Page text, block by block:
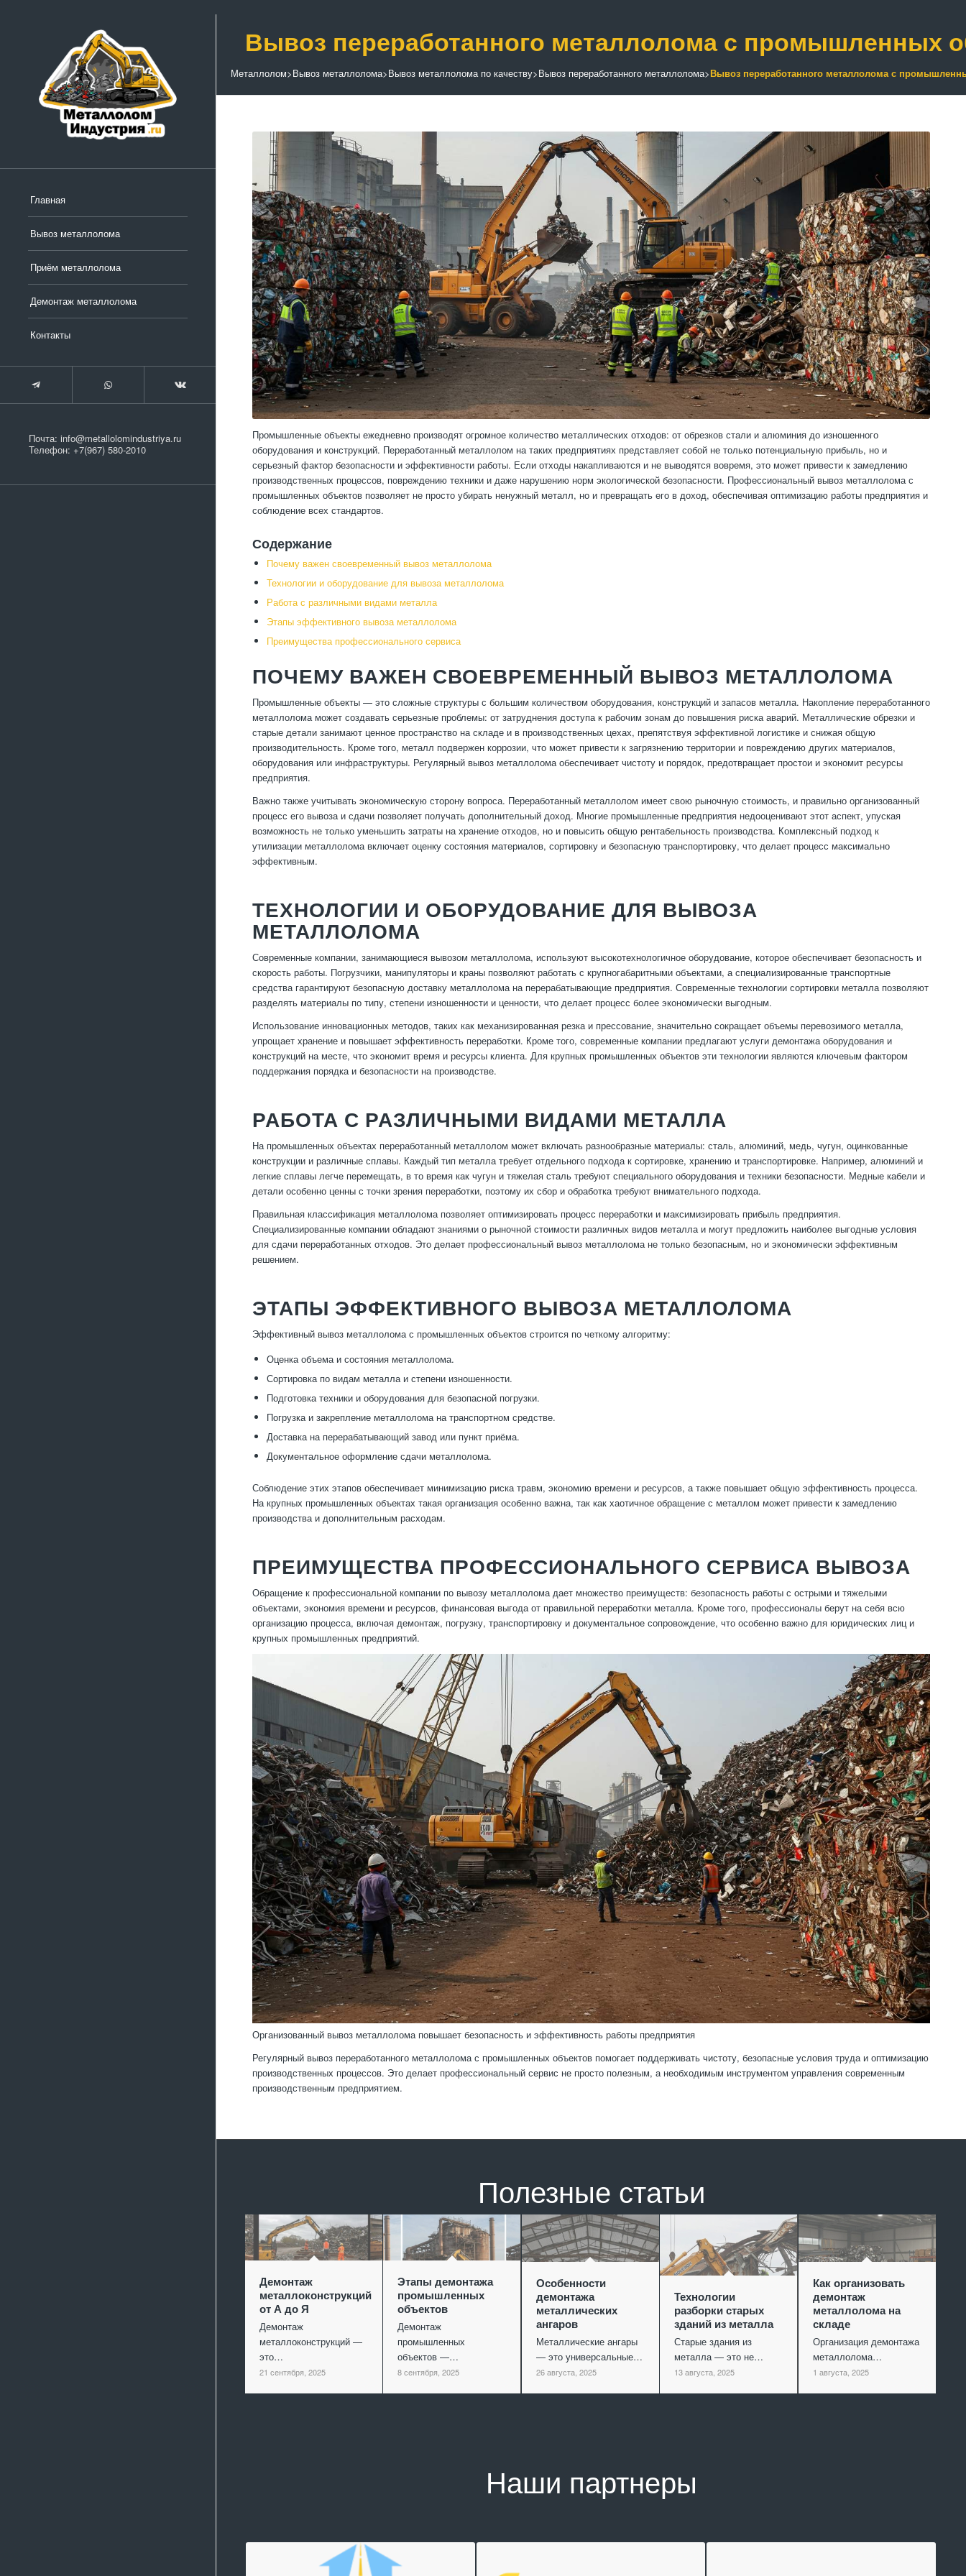
Главная
Вывоз металлолома
Приём металлолома
Демонтаж металлолома
Контакты
Почта: info@metallolomindustriya.ru
Телефон: +7(967) 580-2010
Вывоз переработанного металлолома с промышленных
Металлолом>Вывоз металлолома>Вывоз металлолома по качеству>Вывоз переработанного металлолома>Вывоз переработанного металлолома с
Промышленные объекты ежедневно производят огромное количество металлических отходов: от обрезков стали и алюминия до изношенного
оборудования и конструкций. Переработанный металлолом на таких предприятиях представляет собой не только потенциальную прибыль, но и
серьезный фактор безопасности и эффективности работы. Если отходы накапливаются и не выводятся вовремя, это может привести к замедлению
производственных процессов, повреждению техники и даже нарушению норм экологической безопасности. Профессиональный вывоз металлолома с
промышленных объектов позволяет не просто убирать ненужный металл, но и превращать его в доход, обеспечивая оптимизацию работы предприятия и
соблюдение всех стандартов.
Содержание
Почему важен своевременный вывоз металлолома
Технологии и оборудование для вывоза металлолома
Работа с различными видами металла
Этапы эффективного вывоза металлолома
Преимущества профессионального сервиса
ПОЧЕМУ ВАЖЕН СВОЕВРЕМЕННЫЙ ВЫВОЗ МЕТАЛЛОЛОМА
Промышленные объекты — это сложные структуры с большим количеством оборудования, конструкций и запасов металла. Накопление переработанного
металлолома может создавать серьезные проблемы: от затруднения доступа к рабочим зонам до повышения риска аварий. Металлические обрезки и
старые детали занимают ценное пространство на складе и в производственных цехах, препятствуя эффективной логистике и снижая общую
производительность. Кроме того, металл подвержен коррозии, что может привести к загрязнению территории и повреждению других материалов,
оборудования или инфраструктуры. Регулярный вывоз металлолома обеспечивает чистоту и порядок, предотвращает простои и экономит ресурсы
предприятия.
Важно также учитывать экономическую сторону вопроса. Переработанный металлолом имеет свою рыночную стоимость, и правильно организованный
процесс его вывоза и сдачи позволяет получать дополнительный доход. Многие промышленные предприятия недооценивают этот аспект, упуская
возможность не только уменьшить затраты на хранение отходов, но и повысить общую рентабельность производства. Комплексный подход к
утилизации металлолома включает оценку состояния материалов, сортировку и безопасную транспортировку, что делает процесс максимально
эффективным.
ТЕХНОЛОГИИ И ОБОРУДОВАНИЕ ДЛЯ ВЫВОЗА
МЕТАЛЛОЛОМА
Современные компании, занимающиеся вывозом металлолома, используют высокотехнологичное оборудование, которое обеспечивает безопасность и
скорость работы. Погрузчики, манипуляторы и краны позволяют работать с крупногабаритными объектами, а специализированные транспортные
средства гарантируют безопасную доставку металлолома на перерабатывающие предприятия. Современные технологии сортировки металла позволяют
разделять материалы по типу, степени изношенности и ценности, что делает процесс более экономически выгодным.
Использование инновационных методов, таких как механизированная резка и прессование, значительно сокращает объемы перевозимого металла,
упрощает хранение и повышает эффективность переработки. Кроме того, современные компании предлагают услуги демонтажа оборудования и
конструкций на месте, что экономит время и ресурсы клиента. Для крупных промышленных объектов эти технологии являются ключевым фактором
поддержания порядка и безопасности на производстве.
РАБОТА С РАЗЛИЧНЫМИ ВИДАМИ МЕТАЛЛА
На промышленных объектах переработанный металлолом может включать разнообразные материалы: сталь, алюминий, медь, чугун, оцинкованные
конструкции и различные сплавы. Каждый тип металла требует отдельного подхода к сортировке, хранению и транспортировке. Например, алюминий и
легкие сплавы легче перемещать, в то время как чугун и тяжелая сталь требуют специального оборудования и техники безопасности. Медные кабели и
детали особенно ценны с точки зрения переработки, поэтому их сбор и обработка требуют внимательного подхода.
Правильная классификация металлолома позволяет оптимизировать процесс переработки и максимизировать прибыль предприятия.
Специализированные компании обладают знаниями о рыночной стоимости различных видов металла и могут предложить наиболее выгодные условия
для сдачи переработанных отходов. Это делает профессиональный вывоз металлолома не только безопасным, но и экономически эффективным
решением.
ЭТАПЫ ЭФФЕКТИВНОГО ВЫВОЗА МЕТАЛЛОЛОМА
Эффективный вывоз металлолома с промышленных объектов строится по четкому алгоритму:
Оценка объема и состояния металлолома.
Сортировка по видам металла и степени изношенности.
Подготовка техники и оборудования для безопасной погрузки.
Погрузка и закрепление металлолома на транспортном средстве.
Доставка на перерабатывающий завод или пункт приёма.
Документальное оформление сдачи металлолома.
Соблюдение этих этапов обеспечивает минимизацию риска травм, экономию времени и ресурсов, а также повышает общую эффективность процесса.
На крупных промышленных объектах такая организация особенно важна, так как хаотичное обращение с металлом может привести к замедлению
производства и дополнительным расходам.
ПРЕИМУЩЕСТВА ПРОФЕССИОНАЛЬНОГО СЕРВИСА ВЫВОЗА
Обращение к профессиональной компании по вывозу металлолома дает множество преимуществ: безопасность работы с острыми и тяжелыми
объектами, экономия времени и ресурсов, финансовая выгода от правильной переработки металла. Кроме того, профессионалы берут на себя всю
организацию процесса, включая демонтаж, погрузку, транспортировку и документальное сопровождение, что особенно важно для юридических лиц и
крупных промышленных предприятий.
Организованный вывоз металлолома повышает безопасность и эффективность работы предприятия
Регулярный вывоз переработанного металлолома с промышленных объектов помогает поддерживать чистоту, безопасные условия труда и оптимизацию
производственных процессов. Это делает профессиональный сервис не просто полезным, а необходимым инструментом управления современным
производственным предприятием.
Полезные статьи
Демонтаж
металлоконструкций
от А до Я
Демонтаж
металлоконструкций —
это…
21 сентября, 2025
Этапы демонтажа
промышленных
объектов
Демонтаж
промышленных
объектов —…
8 сентября, 2025
Особенности
демонтажа
металлических
ангаров
Металлические ангары
— это универсальные…
26 августа, 2025
Технологии
разборки старых
зданий из металла
Старые здания из
металла — это не…
13 августа, 2025
Как организовать
демонтаж
металлолома на
складе
Организация демонтажа
металлолома…
1 августа, 2025
Наши партнеры